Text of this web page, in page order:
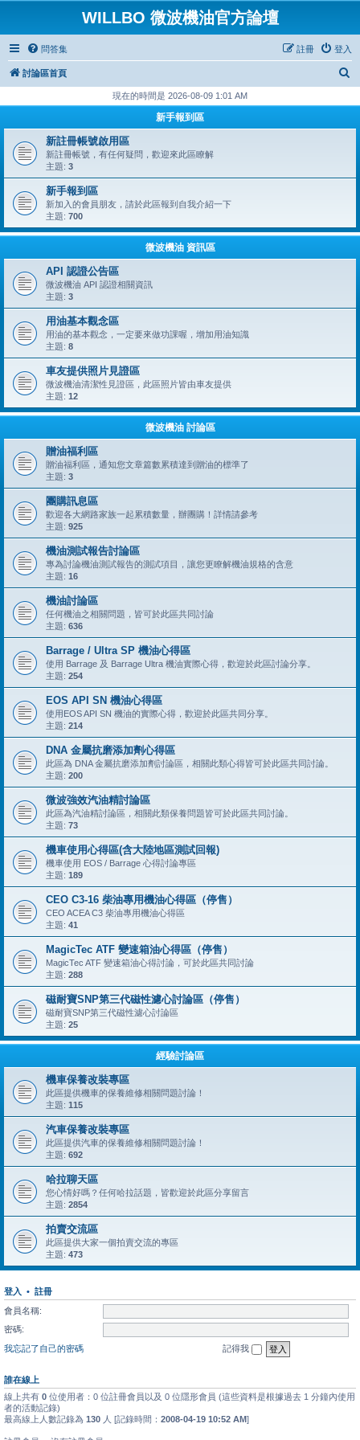
WILLBO 微波機油官方論壇
問答集 登入
註冊
討論區首頁
現在的時間是 2026-08-09 1:01 AM
新手報到區
新註冊帳號啟用區
新註冊帳號，有任何疑問，歡迎來此區瞭解
主題: 3
新手報到區
新加入的會員朋友，請於此區報到自我介紹一下
主題: 700
微波機油 資訊區
API 認證公告區
微波機油 API 認證相關資訊
主題: 3
用油基本觀念區
用油的基本觀念，一定要來做功課喔，增加用油知識
主題: 8
車友提供照片見證區
微波機油清潔性見證區，此區照片皆由車友提供
主題: 12
微波機油 討論區
贈油福利區
贈油福利區，通知您文章篇數累積達到贈油的標準了
主題: 3
團購訊息區
歡迎各大網路家族一起累積數量，辦團購！詳情請參考
主題: 925
機油測試報告討論區
專為討論機油測試報告的測試項目，讓您更瞭解機油規格的含意
主題: 16
機油討論區
任何機油之相關問題，皆可於此區共同討論
主題: 636
Barrage / Ultra SP 機油心得區
使用 Barrage 及 Barrage Ultra 機油實際心得，歡迎於此區討論分享。
主題: 254
EOS API SN 機油心得區
使用EOS API SN 機油的實際心得，歡迎於此區共同分享。
主題: 214
DNA 金屬抗磨添加劑心得區
此區為 DNA 金屬抗磨添加劑討論區，相關此類心得皆可於此區共同討論。
主題: 200
微波強效汽油精討論區
此區為汽油精討論區，相關此類保養問題皆可於此區共同討論。
主題: 73
機車使用心得區(含大陸地區測試回報)
機車使用 EOS / Barrage 心得討論專區
主題: 189
CEO C3-16 柴油專用機油心得區（停售）
CEO ACEA C3 柴油專用機油心得區
主題: 41
MagicTec ATF 變速箱油心得區（停售）
MagicTec ATF 變速箱油心得討論，可於此區共同討論
主題: 288
磁耐寶SNP第三代磁性濾心討論區（停售）
磁耐寶SNP第三代磁性濾心討論區
主題: 25
經驗討論區
機車保養改裝專區
此區提供機車的保養維修相關問題討論！
主題: 115
汽車保養改裝專區
此區提供汽車的保養維修相關問題討論！
主題: 692
哈拉聊天區
您心情好嗎？任何哈拉話題，皆歡迎於此區分享留言
主題: 2854
拍賣交流區
此區提供大家一個拍賣交流的專區
主題: 473
登入 • 註冊
會員名稱:
密碼:
我忘記了自己的密碼
記得我
誰在線上
線上共有 0 位使用者：0 位註冊會員以及 0 位隱形會員 (這些資料是根據過去 1 分鐘內使用
者的活動記錄)
最高線上人數記錄為 130 人 [記錄時間： 2008-04-19 10:52 AM]